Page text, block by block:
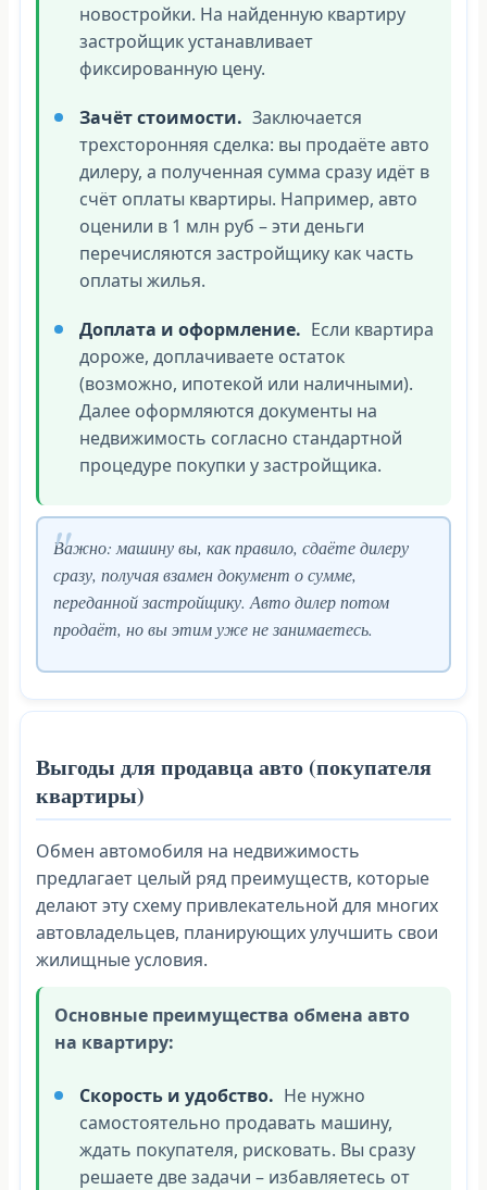
новостройки. На найденную квартиру
застройщик устанавливает
фиксированную цену.
Зачёт стоимости. Заключается
трехсторонняя сделка: вы продаёте авто
дилеру, а полученная сумма сразу идёт в
счёт оплаты квартиры. Например, авто
оценили в 1 млн руб – эти деньги
перечисляются застройщику как часть
оплаты жилья.
Доплата и оформление. Если квартира
дороже, доплачиваете остаток
(возможно, ипотекой или наличными).
Далее оформляются документы на
недвижимость согласно стандартной
процедуре покупки у застройщика.
Важно: машину вы, как правило, сдаёте дилеру
сразу, получая взамен документ о сумме,
переданной застройщику. Авто дилер потом
продаёт, но вы этим уже не занимаетесь.
Выгоды для продавца авто (покупателя
квартиры)
Обмен автомобиля на недвижимость
предлагает целый ряд преимуществ, которые
делают эту схему привлекательной для многих
автовладельцев, планирующих улучшить свои
жилищные условия.
Основные преимущества обмена авто
на квартиру:
Скорость и удобство. Не нужно
самостоятельно продавать машину,
ждать покупателя, рисковать. Вы сразу
решаете две задачи – избавляетесь от